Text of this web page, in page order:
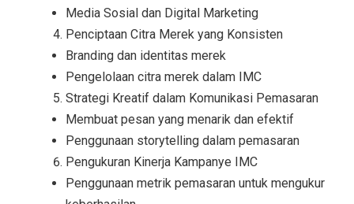
Media Sosial dan Digital Marketing
Penciptaan Citra Merek yang Konsisten
Branding dan identitas merek
Pengelolaan citra merek dalam IMC
Strategi Kreatif dalam Komunikasi Pemasaran
Membuat pesan yang menarik dan efektif
Penggunaan storytelling dalam pemasaran
Pengukuran Kinerja Kampanye IMC
Penggunaan metrik pemasaran untuk mengukur